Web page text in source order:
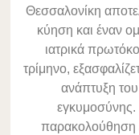
Θεσσαλονίκη
κύηση και έναν
ιατρικά
τρίμηνο,
ανάπτυξη
εγκυμοσύνης.
παρακολούθηση